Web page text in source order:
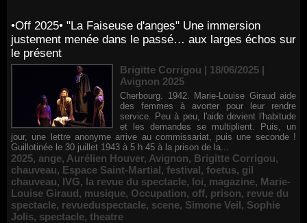
•Off 2025• "La Faiseuse d'anges" Une immersion
justement menée dans le passé… aux larges échos sur
le présent
Brigitte Corrigou | 18/06/2025 |
Avignon 2025
Cherbourg. 1942. Marie-Louise Giraud aide
des femmes à avorter pour leur rendre
service. Peu à peu, l'aide devient l'habitude
et les demandes se multiplient. Puis, un
jour, une lettre anonyme arrive au commissariat, puis une seconde !
Guillotinée le 30 juillet 1943 à 5 h 45 à la prison de la...
2025, ange, Aurélien Houver, Avignon, Brigitte Corrigou,
chauveau, Espace Saint-Martial, festival, foetus, gil
chauveau, IVG, la revue du spectacle, loi, magazine, Marie-
Louise Giraud, musique, Occupation, off, prison, revue du
spectacle, revueduspectacle, scene, Simone Veil, Sophie
Jolis, spectacle, theatre